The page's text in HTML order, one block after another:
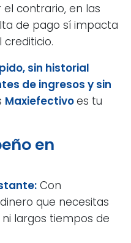
el contrario, en las
de pago sí impacta
sin historial
de ingresos y sin
Maxiefectivoes tu
en
Con
que necesitas
largos tiempos de